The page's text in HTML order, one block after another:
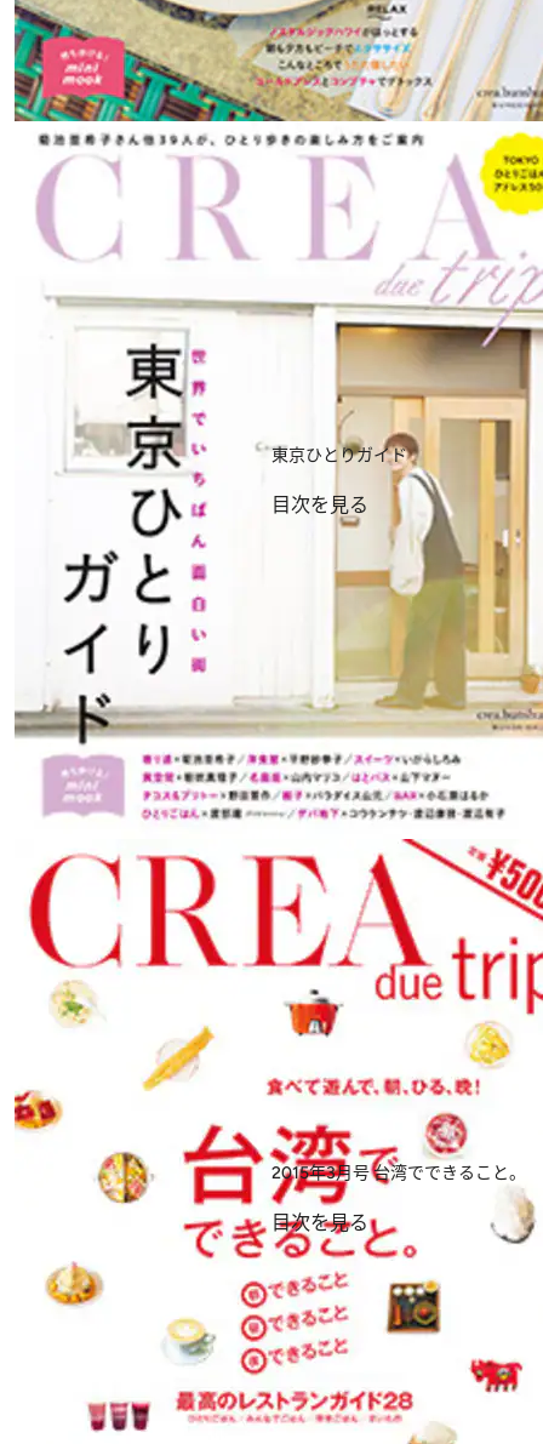
東京ひとりガイド
目次を見る
2015年3月号台湾でできること。
目次を見る